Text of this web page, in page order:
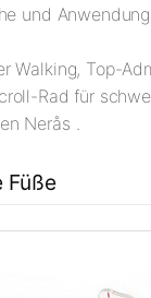
und
Walking, Top-
Rad für
Nerås .
Füße